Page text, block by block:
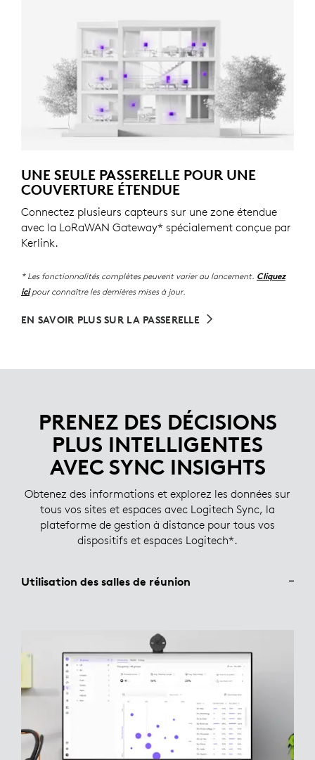
UNE SEULE PASSERELLE POUR UNE
COUVERTURE ÉTENDUE
Connectez plusieurs capteurs sur une zone étendue
avec la LoRaWAN Gateway* spécialement conçue par
Kerlink.
* Les fonctionnalités complètes peuvent varier au lancement. Cliquez
icipour connaître les dernières mises à jour.
EN SAVOIR PLUS SUR LA PASSERELLE
PRENEZ DES DÉCISIONS
PLUS INTELLIGENTES
AVEC SYNC INSIGHTS
Obtenez des informations et explorez les données sur
tous vos sites et espaces avec Logitech Sync, la
plateforme de gestion à distance pour tous vos
dispositifs et espaces Logitech*.
Utilisation des salles de réunion